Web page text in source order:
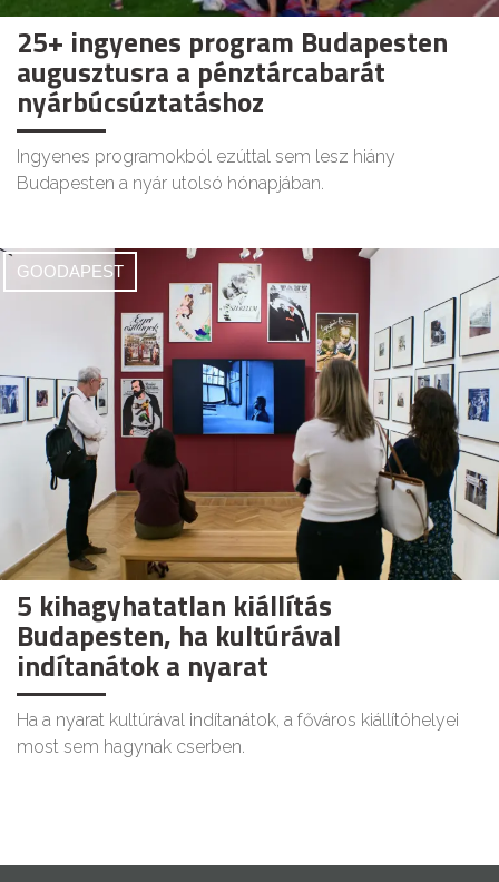
25+ ingyenes program Budapesten
augusztusra a pénztárcabarát
nyárbúcsúztatáshoz
Ingyenes programokból ezúttal sem lesz hiány
Budapesten a nyár utolsó hónapjában.
GOODAPEST
5 kihagyhatatlan kiállítás
Budapesten, ha kultúrával
indítanátok a nyarat
Ha a nyarat kultúrával indítanátok, a főváros kiállítóhelyei
most sem hagynak cserben.